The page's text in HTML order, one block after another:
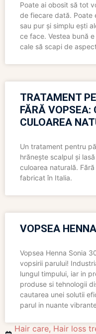
Poate ai obosit să tot
de fiecare dată. Poate
sau pur și simplu ești
ce face. Vestea bună
cale să scapi de
TRATAMENT
FĂRĂ VOPSEA:
CULOAREA
Un tratament pentru
hrănește scalpul și
culoarea naturală.
fabricat în Italia.
VOPSEA
Vopsea Henna Sonia
vopsirii parului!
lungul timpului, iar in
produse si tehnologii
cautarea unei solutii
parul in nuante
Hair care, Hair loss